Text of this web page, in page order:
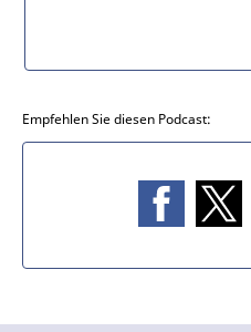
Empfehlen Sie diesen Podcast: